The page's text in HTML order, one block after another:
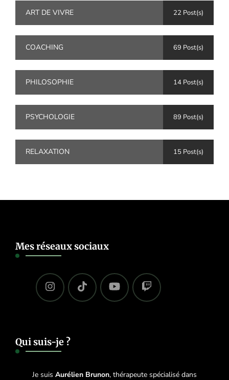
ART DE VIVRE 22 Post(s)
COACHING 69 Post(s)
PHILOSOPHIE 14 Post(s)
PSYCHOLOGIE 89 Post(s)
RELAXATION 15 Post(s)
Mes réseaux sociaux
Qui suis-je ?
Je suis Aurélien Brunon, thérapeute spécialisé dans